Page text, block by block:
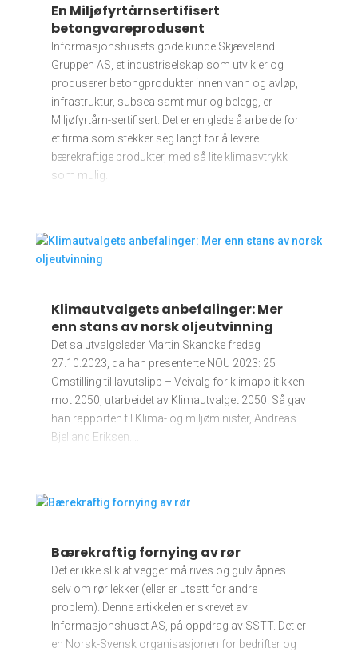
En Miljøfyrtårnsertifisert
betongvareprodusent
Informasjonshusets gode kunde Skjæveland
Gruppen AS, et industriselskap som utvikler og
produserer betongprodukter innen vann og avløp,
infrastruktur, subsea samt mur og belegg, er
Miljøfyrtårn-sertifisert. Det er en glede å arbeide for
et firma som stekker seg langt for å levere
bærekraftige produkter, med så lite klimaavtrykk
som mulig.
Klimautvalgets anbefalinger: Mer
enn stans av norsk oljeutvinning
Det sa utvalgsleder Martin Skancke fredag
27.10.2023, da han presenterte NOU 2023: 25
Omstilling til lavutslipp – Veivalg for klimapolitikken
mot 2050, utarbeidet av Klimautvalget 2050. Så gav
han rapporten til Klima- og miljøminister, Andreas
Bjelland Eriksen....
Bærekraftig fornying av rør
Det er ikke slik at vegger må rives og gulv åpnes
selv om rør lekker (eller er utsatt for andre
problem). Denne artikkelen er skrevet av
Informasjonshuset AS, på oppdrag av SSTT. Det er
en Norsk-Svensk organisasjonen for bedrifter og